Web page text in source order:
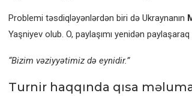
Problemi təsdiqləyənlərdən biri də Ukraynanın
Yaşniyev olub. O, paylaşımı yenidən paylaşaraq
“Bizim vəziyyətimiz də eynidir.”
Turnir haqqında qısa